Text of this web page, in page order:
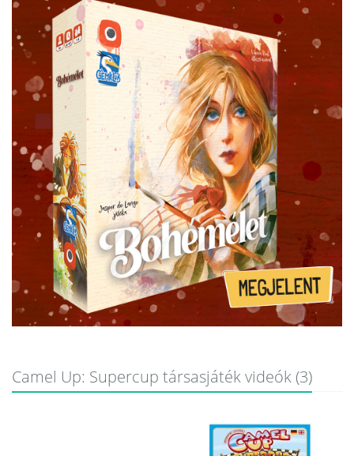
Camel Up: Supercup társasjáték videók (3)